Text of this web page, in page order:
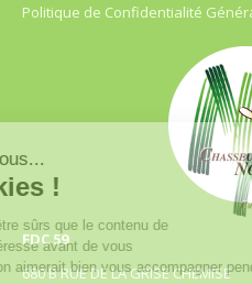
Politique de Confidentialité
FDC 59
680 B RUE DE LA GRISE CHEMISE